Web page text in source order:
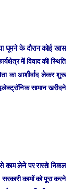
घूमने के दौरान कोई खास
में विवाद की स्थिति
का आशीर्वाद लेकर शुरू
सामान खरीदने
काम लेने पर रास्ते निकल
कामों को पूरा करने